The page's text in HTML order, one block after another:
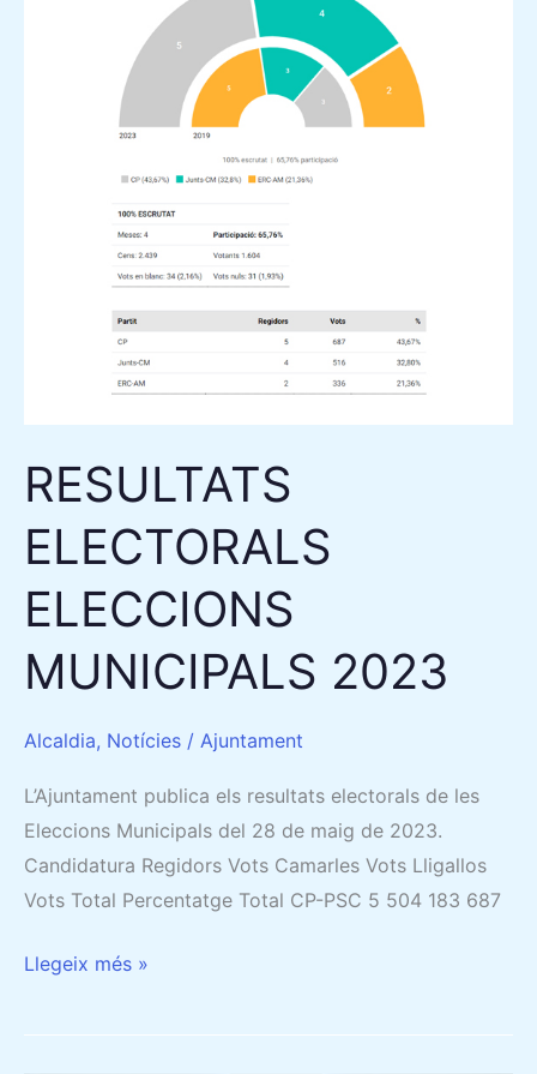
RESULTATS
ELECTORALS
ELECCIONS
MUNICIPALS 2023
Alcaldia, Notícies / Ajuntament
L’Ajuntament publica els resultats electorals de les
Eleccions Municipals del 28 de maig de 2023.
Candidatura Regidors Vots Camarles Vots Lligallos
Vots Total Percentatge Total CP-PSC 5 504 183 687
MUNICIPALS
Llegeix més »